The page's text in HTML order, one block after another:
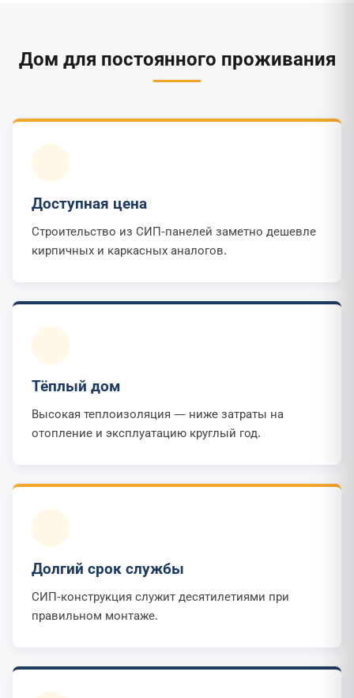
Дом для постоянного проживания
Доступная цена
Строительство из СИП-панелей заметно дешевле
кирпичных и каркасных аналогов.
Тёплый дом
Высокая теплоизоляция — ниже затраты на
отопление и эксплуатацию круглый год.
Долгий срок службы
СИП-конструкция служит десятилетиями при
правильном монтаже.